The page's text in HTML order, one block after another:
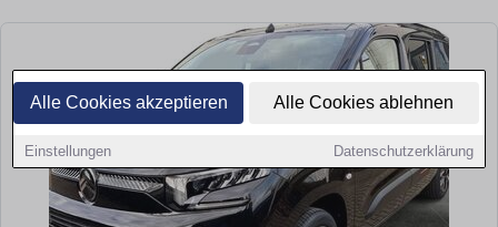
Alle Cookies akzeptieren Alle Cookies ablehnen
Einstellungen Datenschutzerklärung